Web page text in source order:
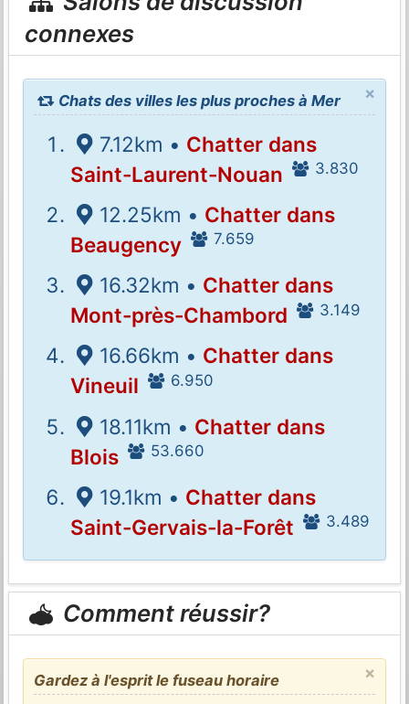
connexes
×
Chats des villes les plus proches à Mer
7.12km • Chatter dans
Saint-Laurent-Nouan
3.830
12.25km • Chatter dans
Beaugency
7.659
16.32km • Chatter dans
Mont-près-Chambord
3.149
16.66km • Chatter dans
Vineuil
6.950
18.11km • Chatter dans
Blois
53.660
19.1km • Chatter dans
Saint-Gervais-la-Forêt
3.489
Comment réussir?
×
Gardez à l'esprit le fuseau horaire